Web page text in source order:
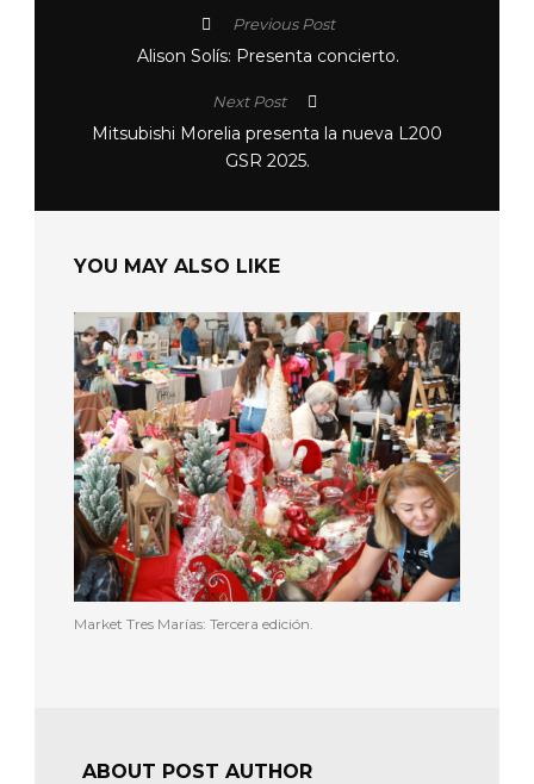
Previous Post
Alison Solís: Presenta concierto.
Next Post
Mitsubishi Morelia presenta la nueva L200
GSR 2025.
YOU MAY ALSO LIKE
Market Tres Marías: Tercera edición.
ABOUT POST AUTHOR